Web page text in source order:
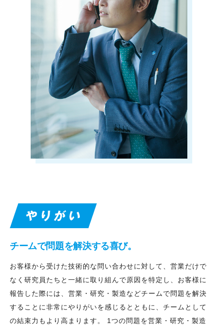
チームで問題を解決する喜び。
お客様から受けた技術的な問い合わせに対して、営業だけで
なく研究員たちと一緒に取り組んで原因を特定し、お客様に
報告した際には、営業・研究・製造などチームで問題を解決
することに非常にやりがいを感じるとともに、チームとして
の結束力もより高まります。 1つの問題を営業・研究・製造